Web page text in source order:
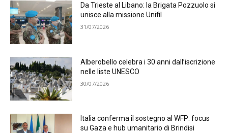
Da Trieste al Libano: la Brigata Pozzuolo si
unisce alla missione Unifil
31/07/2026
Alberobello celebra i 30 anni dall’iscrizione
nelle liste UNESCO
30/07/2026
Italia conferma il sostegno al WFP: focus
su Gaza e hub umanitario di Brindisi